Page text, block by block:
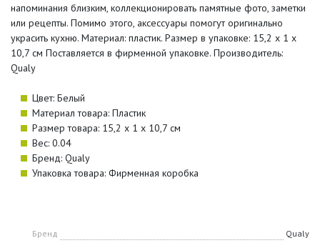
напоминания близким, коллекционировать памятные фото, заметки
или рецепты. Помимо этого, аксессуары помогут оригинально
украсить кухню. Материал: пластик. Размер в упаковке: 15,2 х 1 х
10,7 см Поставляется в фирменной упаковке. Производитель:
Qualy
Цвет: Белый
Материал товара: Пластик
Размер товара: 15,2 х 1 х 10,7 см
Вес: 0.04
Бренд: Qualy
Упаковка товара: Фирменная коробка
Бренд
Qualy